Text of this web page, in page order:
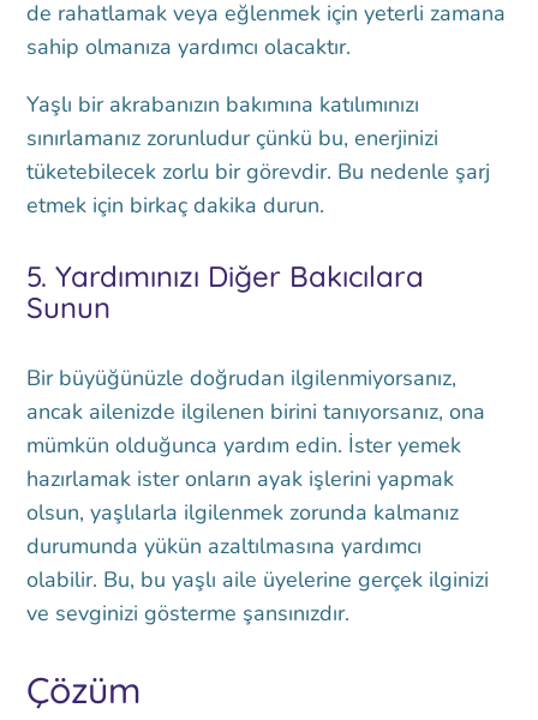
de rahatlamak veya eğlenmek için yeterli zamana
sahip olmanıza yardımcı olacaktır.
Yaşlı bir akrabanızın bakımına katılımınızı
sınırlamanız zorunludur çünkü bu, enerjinizi
tüketebilecek zorlu bir görevdir. Bu nedenle şarj
etmek için birkaç dakika durun.
5. Yardımınızı Diğer Bakıcılara
Sunun
Bir büyüğünüzle doğrudan ilgilenmiyorsanız,
ancak ailenizde ilgilenen birini tanıyorsanız, ona
mümkün olduğunca yardım edin. İster yemek
hazırlamak ister onların ayak işlerini yapmak
olsun, yaşlılarla ilgilenmek zorunda kalmanız
durumunda yükün azaltılmasına yardımcı
olabilir. Bu, bu yaşlı aile üyelerine gerçek ilginizi
ve sevginizi gösterme şansınızdır.
Çözüm